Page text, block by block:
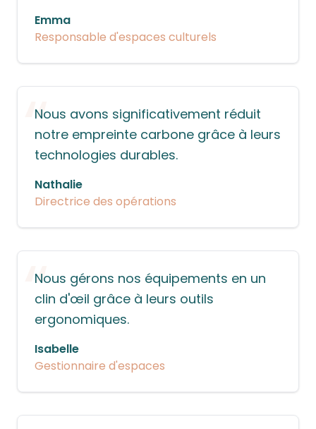
Emma
Responsable d'espaces culturels
“
Nous avons significativement réduit
notre empreinte carbone grâce à leurs
technologies durables.
Nathalie
Directrice des opérations
“
Nous gérons nos équipements en un
clin d'œil grâce à leurs outils
ergonomiques.
Isabelle
Gestionnaire d'espaces